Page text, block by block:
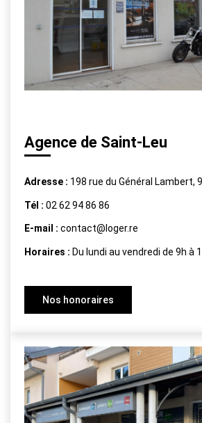
Agence de Saint-Leu
Adresse : 198 rue du Général Lambert,
Tél : 02 62 94 86 86
E-mail : contact@loger.re
Horaires : Du lundi au vendredi de 9h à
Nos honoraires